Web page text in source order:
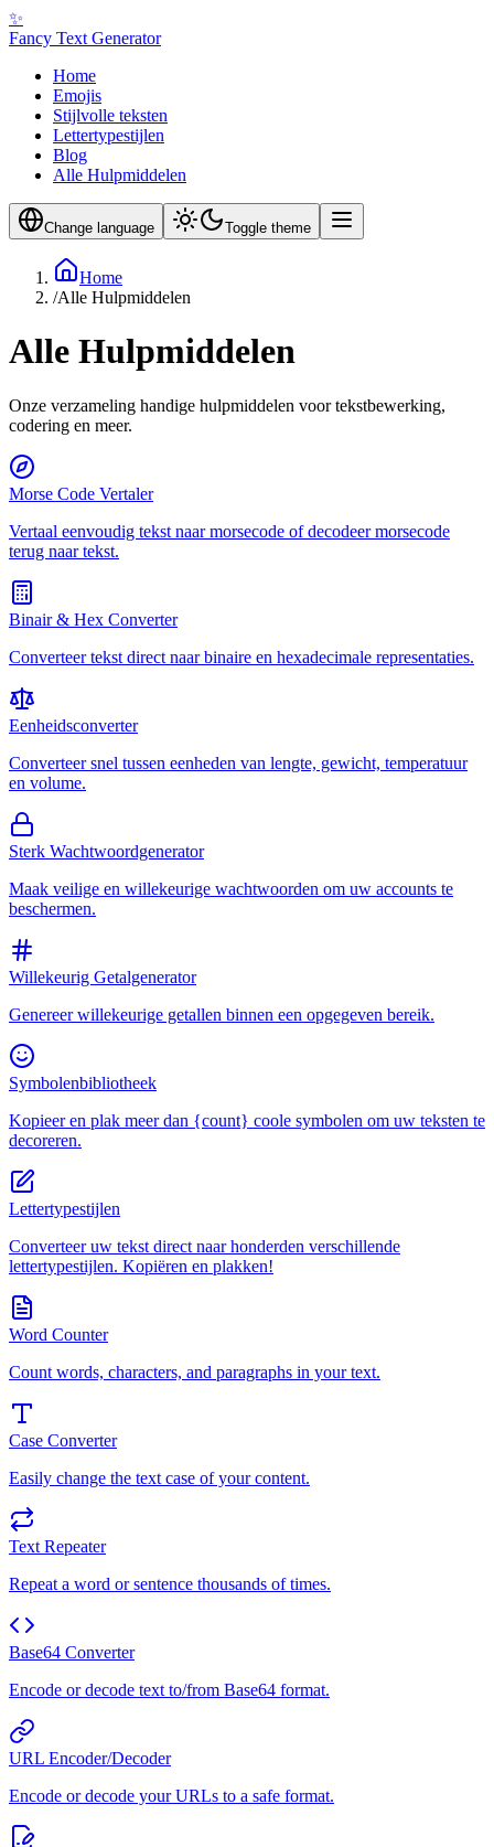
✨
Fancy Text Generator
Home
Emojis
Stijlvolle teksten
Lettertypestijlen
Blog
Alle Hulpmiddelen
Change language Toggle theme
Home
/Alle Hulpmiddelen
Alle Hulpmiddelen
Onze verzameling handige hulpmiddelen voor tekstbewerking,
codering en meer.
Morse Code Vertaler
Vertaal eenvoudig tekst naar morsecode of decodeer morsecode
terug naar tekst.
Binair & Hex Converter
Converteer tekst direct naar binaire en hexadecimale representaties.
Eenheidsconverter
Converteer snel tussen eenheden van lengte, gewicht, temperatuur
en volume.
Sterk Wachtwoordgenerator
Maak veilige en willekeurige wachtwoorden om uw accounts te
beschermen.
Willekeurig Getalgenerator
Genereer willekeurige getallen binnen een opgegeven bereik.
Symbolenbibliotheek
Kopieer en plak meer dan {count} coole symbolen om uw teksten te
decoreren.
Lettertypestijlen
Converteer uw tekst direct naar honderden verschillende
lettertypestijlen. Kopiëren en plakken!
Word Counter
Count words, characters, and paragraphs in your text.
Case Converter
Easily change the text case of your content.
Text Repeater
Repeat a word or sentence thousands of times.
Base64 Converter
Encode or decode text to/from Base64 format.
URL Encoder/Decoder
Encode or decode your URLs to a safe format.